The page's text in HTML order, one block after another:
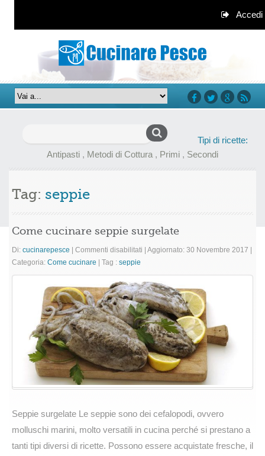
Accedi
Tipi di ricette:
Antipasti , Metodi di Cottura , Primi , Secondi
Tag: seppie
Come cucinare seppie surgelate
Di: cucinarepesce Commenti disabilitati su
cucinare
seppie
surgelate
Aggiornato: 30 Novembre 2017
Categoria: Come cucinare Tag : seppie
Seppie surgelate Le seppie sono dei cefalopodi, ovvero
molluschi marini, molto versatili in cucina perché si prestano a
tanti tipi diversi di ricette. Possono essere acquistate fresche, il